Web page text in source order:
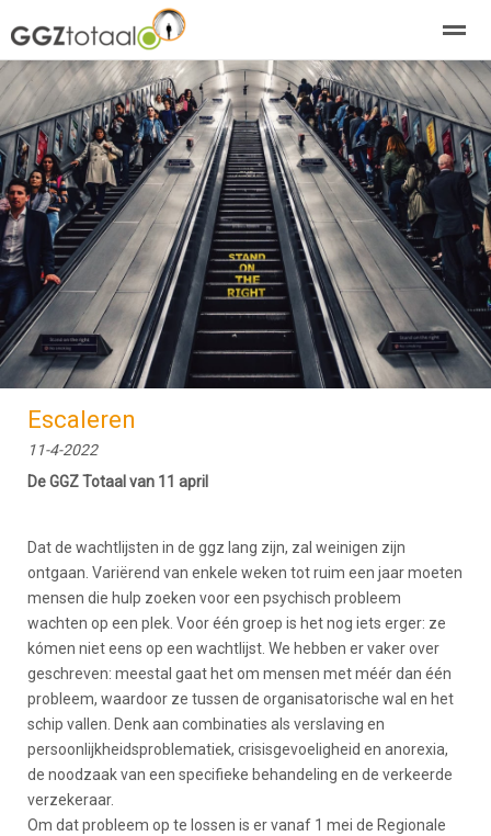
over GGZTotaal abonneren agenda adverteren E-
Home Nieuws Zoeken Pagina's E-
Escaleren
11-4-2022
De GGZ Totaal van 11 april
Dat de wachtlijsten in de ggz lang zijn, zal weinigen zijn
ontgaan. Variërend van enkele weken tot ruim een jaar moeten
mensen die hulp zoeken voor een psychisch probleem
wachten op een plek. Voor één groep is het nog iets erger: ze
kómen niet eens op een wachtlijst. We hebben er vaker over
geschreven: meestal gaat het om mensen met méér dan één
probleem, waardoor ze tussen de organisatorische wal en het
schip vallen. Denk aan combinaties als verslaving en
persoonlijkheidsproblematiek, crisisgevoeligheid en anorexia,
de noodzaak van een specifieke behandeling en de verkeerde
verzekeraar.
Om dat probleem op te lossen is er vanaf 1 mei de Regionale